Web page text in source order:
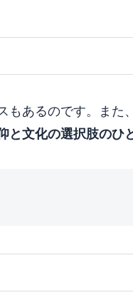
もあるのです。また
と文化の選択肢のひ